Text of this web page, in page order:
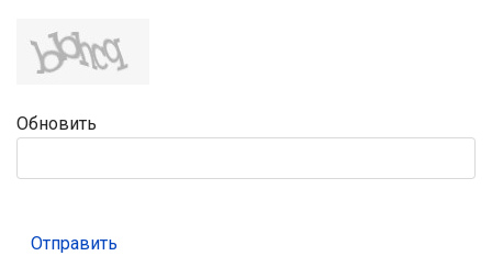
Обновить
Отправить